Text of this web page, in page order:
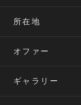
所在地
オファー
ギャラリー